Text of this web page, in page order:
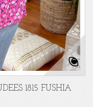
1815 FUSHIA